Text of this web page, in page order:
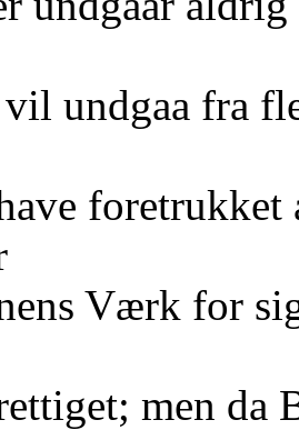
undgaa fra
foretrukket
Værk for
men